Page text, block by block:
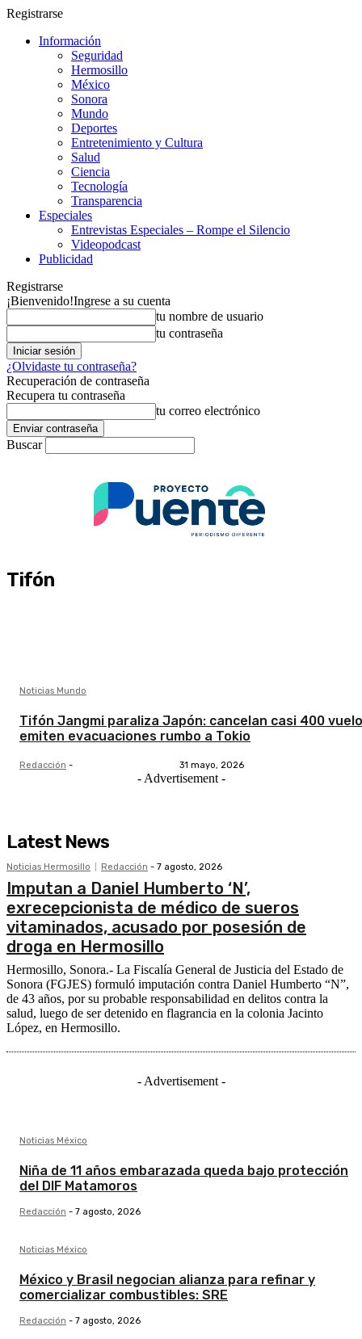
Registrarse
Información
Seguridad
Hermosillo
México
Sonora
Mundo
Deportes
Entretenimiento y Cultura
Salud
Ciencia
Tecnología
Transparencia
Especiales
Entrevistas Especiales – Rompe el Silencio
Videopodcast
Publicidad
Registrarse
¡Bienvenido!Ingrese a su cuenta
tu nombre de usuario
tu contraseña
¿Olvidaste tu contraseña?
Recuperación de contraseña
Recupera tu contraseña
tu correo electrónico
Buscar
Tifón
Noticias Mundo
Tifón Jangmi paraliza Japón: cancelan casi 400
emiten evacuaciones rumbo a Tokio
Redacción - 31 mayo, 2026
- Advertisement -
Latest News
Noticias Hermosillo Redacción - 7 agosto, 2026
Imputan a Daniel Humberto ‘N’,
exrecepcionista de médico de sueros
vitaminados, acusado por posesión de
droga en Hermosillo
Hermosillo, Sonora.- La Fiscalía General de Justicia del Estado de
Sonora (FGJES) formuló imputación contra Daniel Humberto “N”,
de 43 años, por su probable responsabilidad en delitos contra la
salud, luego de ser detenido en flagrancia en la colonia Jacinto
López, en Hermosillo.
- Advertisement -
Noticias México
Niña de 11 años embarazada queda bajo protección
del DIF Matamoros
Redacción - 7 agosto, 2026
Noticias México
México y Brasil negocian alianza para refinar y
comercializar combustibles: SRE
Redacción - 7 agosto, 2026